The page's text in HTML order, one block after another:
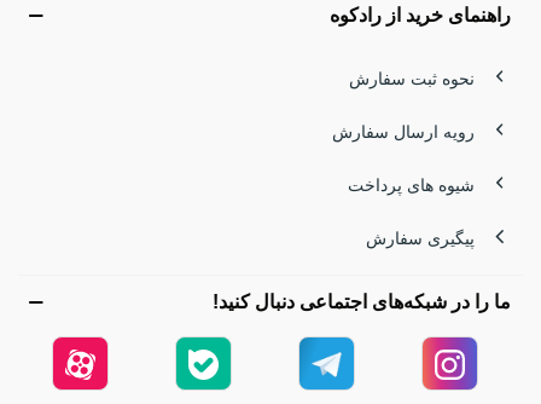
راهنمای خرید از رادکوه
نحوه ثبت سفارش
رویه ارسال سفارش
شیوه های پرداخت
پیگیری سفارش
ما را در شبکه‌های اجتماعی دنبال کنید!